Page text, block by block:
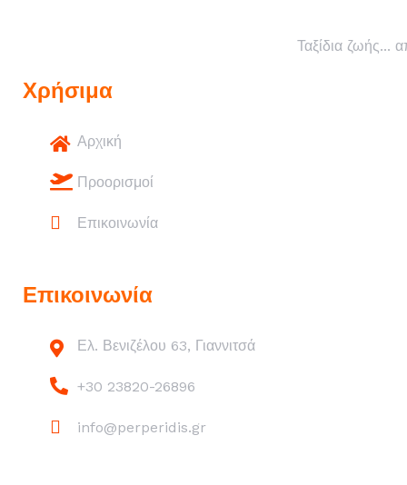
Ταξίδια ζωής...
Χρήσιμα
Αρχική
Προορισμοί
Επικοινωνία
Επικοινωνία
Ελ. Βενιζέλου 63, Γιαννιτσά
+30 23820-26896
info@perperidis.gr